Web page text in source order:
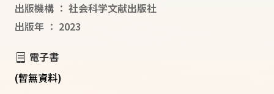
出版機構 ： 社会科学文献出版社
出版年 ： 2023
電子書
(暫無資料)